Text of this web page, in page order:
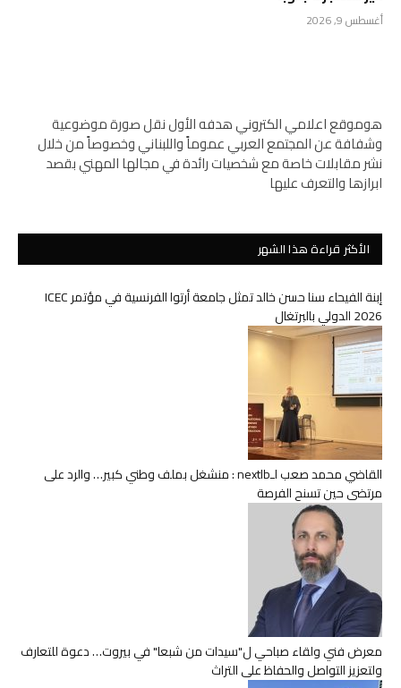
أغسطس 9, 2026
هوموقع اعلامي الكتروني هدفه الأول نقل صورة موضوعية
وشفافة عن المجتمع العربي عموماً واللبناني وخصوصاً من خلال
نشر مقابلات خاصة مع شخصيات رائدة في مجالها المهني بقصد
ابرازها والتعرف عليها
الأكثر قراءة هذا الشهر
إبنة الفيحاء سنا حسن خالد تمثل جامعة أرتوا الفرنسية في مؤتمر ICEC
2026 الدولي بالبرتغال
القاضي محمد صعب لـnextlb : منشغل بملف وطني كبير… والرد على
مرتضى حين تسنح الفرصة
معرض فني ولقاء صباحي ل"سيدات من شبعا" في بيروت… دعوة للتعارف
ولتعزيز التواصل والحفاظ على التراث